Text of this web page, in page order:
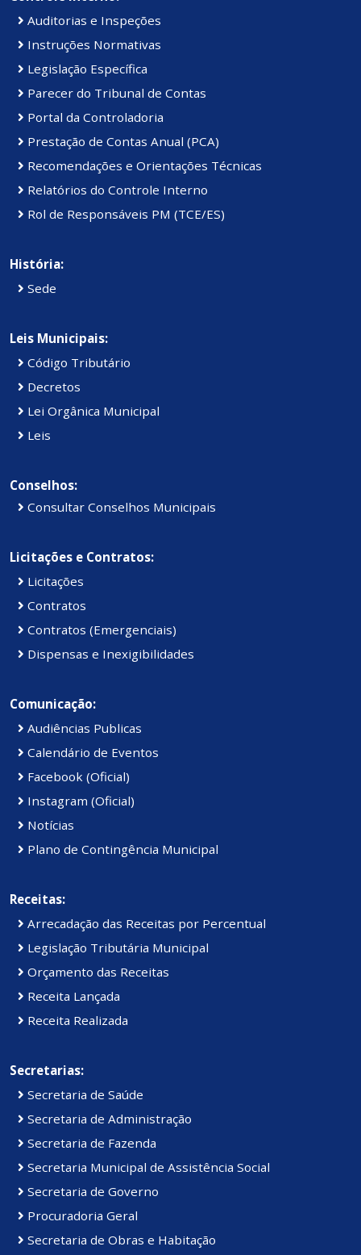
Auditorias e Inspeções
Instruções Normativas
Legislação Específica
Parecer do Tribunal de Contas
Portal da Controladoria
Prestação de Contas Anual (PCA)
Recomendações e Orientações Técnicas
Relatórios do Controle Interno
Rol de Responsáveis PM (TCE/ES)
História:
Sede
Leis Municipais:
Código Tributário
Decretos
Lei Orgânica Municipal
Leis
Conselhos:
Consultar Conselhos Municipais
Licitações e Contratos:
Licitações
Contratos
Contratos (Emergenciais)
Dispensas e Inexigibilidades
Comunicação:
Audiências Publicas
Calendário de Eventos
Facebook (Oficial)
Instagram (Oficial)
Notícias
Plano de Contingência Municipal
Receitas:
Arrecadação das Receitas por Percentual
Legislação Tributária Municipal
Orçamento das Receitas
Receita Lançada
Receita Realizada
Secretarias:
Secretaria de Saúde
Secretaria de Administração
Secretaria de Fazenda
Secretaria Municipal de Assistência Social
Secretaria de Governo
Procuradoria Geral
Secretaria de Obras e Habitação